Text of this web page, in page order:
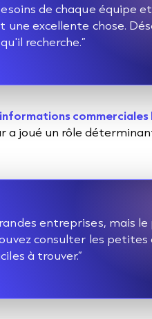
de chaque équipe
excellente chose.
recherche.”
informations commerciales
joué un rôle
entreprises, mais le
consulter les
à trouver.”